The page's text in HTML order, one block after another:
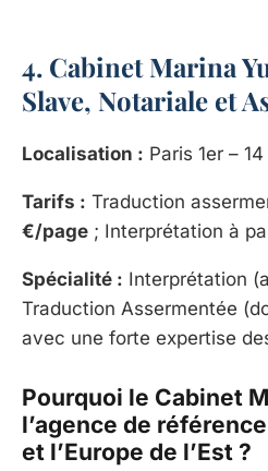
4. Cabinet Marina
Slave, Notariale et
Localisation : Paris 1er –
Tarifs : Traduction
€/page ; Interprétation à
Spécialité : Interprétation
Traduction Assermentée
avec une forte expertise
Pourquoi le Cabinet
l’agence de
et l’Europe de l’Est ?